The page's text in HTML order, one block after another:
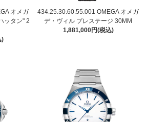
オメガ
ッタン" 2
)
434.25.30.60.55.001 OMEGA オメガ
デ・ヴィル プレステージ 30MM
1,881,000円(税込)